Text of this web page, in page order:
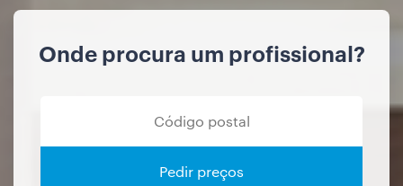
Onde procura um profissional?
Pedir preços